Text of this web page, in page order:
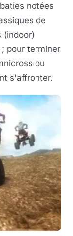
notées
de
(indoor)
pour terminer
ou
s'affronter.